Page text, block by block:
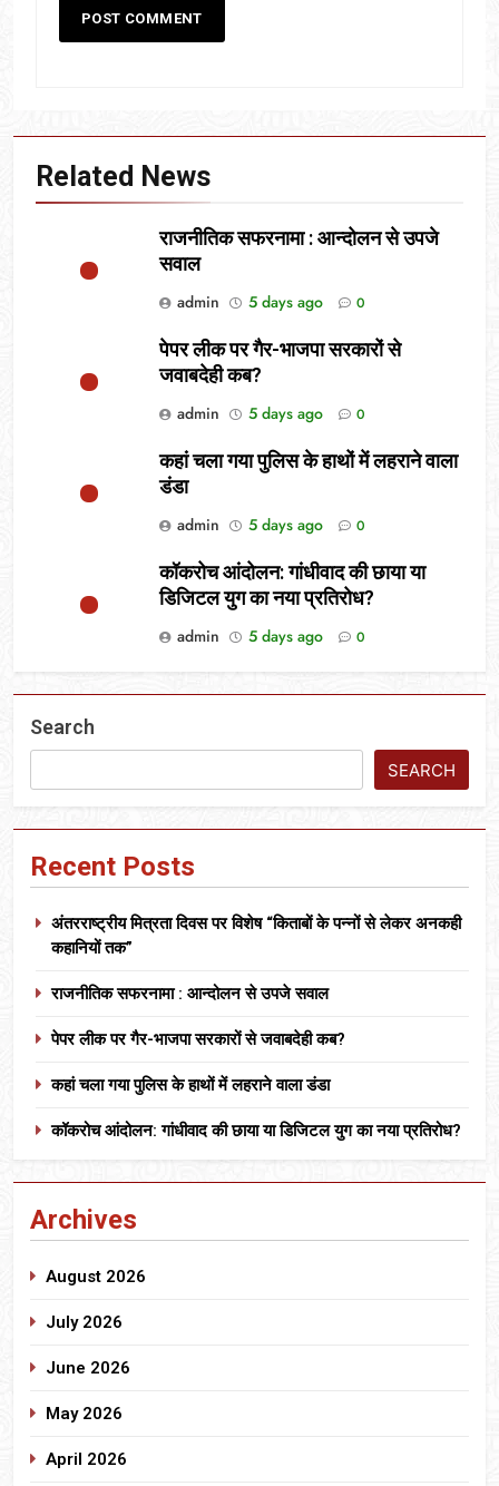
Related News
राजनीतिक सफरनामा : आन्दोलन से उपजे
सवाल
admin
5 days ago 0
पेपर लीक पर गैर-भाजपा सरकारों से
जवाबदेही कब?
admin
5 days ago 0
कहां चला गया पुलिस के हाथों में लहराने वाला
डंडा
admin
5 days ago 0
कॉकरोच आंदोलन: गांधीवाद की छाया या
डिजिटल युग का नया प्रतिरोध?
admin
5 days ago 0
Search
SEARCH
Recent Posts
अंतरराष्ट्रीय मित्रता दिवस पर विशेष “किताबों के पन्नों से लेकर अनकही
कहानियों तक”
राजनीतिक सफरनामा : आन्दोलन से उपजे सवाल
पेपर लीक पर गैर-भाजपा सरकारों से जवाबदेही कब?
कहां चला गया पुलिस के हाथों में लहराने वाला डंडा
कॉकरोच आंदोलन: गांधीवाद की छाया या डिजिटल युग का नया प्रतिरोध?
Archives
August 2026
July 2026
June 2026
May 2026
April 2026